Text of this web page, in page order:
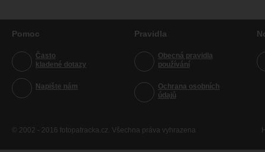
Pomoc
Často
kladené dotazy
Napište nám
Pravidla
Obecná pravidla
používání
Ochrana osobních
údajů
© 2002 - 2016 fotopatracka.cz. Všechna práva vyhrazena